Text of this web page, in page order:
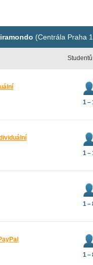
(Centrála Praha
Studentů
1 –
1 –
1 –
1 –